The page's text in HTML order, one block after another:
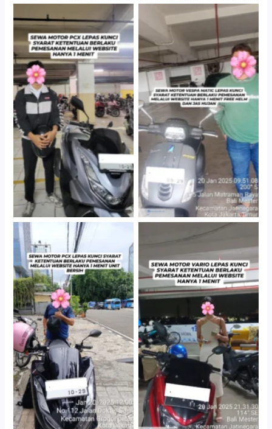
Hotel Kartika Chandra,
Jakarta Selatan
Cityplaza Jatinegara
Gedung Parkir P6A
Antar Jemput Kendaraan
Cityplaza Jatinegara
Gedung Parkir P6A